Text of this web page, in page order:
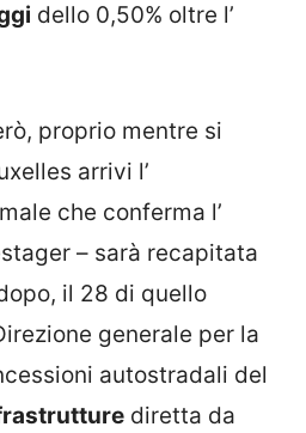
dello 0,50% oltre l’
proprio mentre si
arrivi l’
che conferma l’
– sarà recapitata
il 28 di quello
generale per la
autostradali del
diretta da